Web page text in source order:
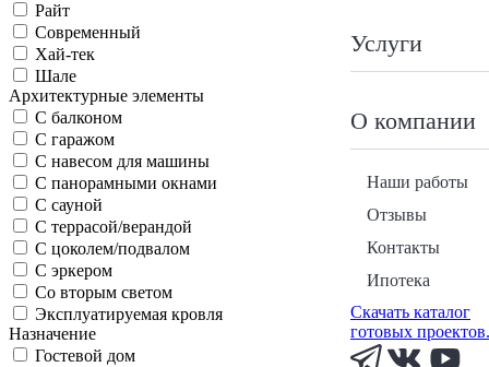
Услуги
О компании
Наши работы
Отзывы
Контакты
Ипотека
Скачать каталог
готовых
Райт
Современный
Хай-тек
Шале
Архитектурные элементы
С балконом
С гаражом
С навесом для машины
С панорамными окнами
С сауной
С террасой/верандой
С цоколем/подвалом
С эркером
Со вторым светом
Эксплуатируемая кровля
Назначение
Гостевой дом